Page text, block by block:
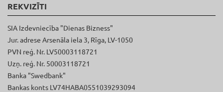
REKVIZĪTI
SIA Izdevniecība "Dienas Bizness"
Jur. adrese Arsenāla iela 3, Rīga, LV-1050
PVN reģ. Nr. LV50003118721
Uzņ. reģ. Nr. 50003118721
Banka "Swedbank"
Bankas konts LV74HABA0551039293094